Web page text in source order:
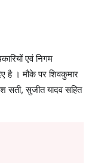
एवं निगम
है । मौके पर शिवकुमार
सती, सुजीत यादव सहित